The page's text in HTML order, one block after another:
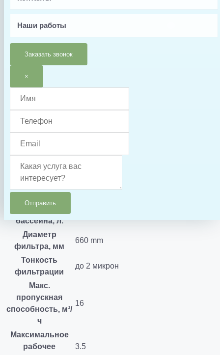
Наши работы
Заказать звонок
×
Отправить
Характеристики
Скачиваемые
материалы
бассейны
Тип фильтра
Диатомитовый
Корпус фильтра
обслуживаемого
бассейна, л.
Диаметр
фильтра, мм
660 mm
Тонкость
фильтрации
до 2 микрон
Макс.
пропускная
способность, м³/
ч
16
Максимальное
рабочее
3.5